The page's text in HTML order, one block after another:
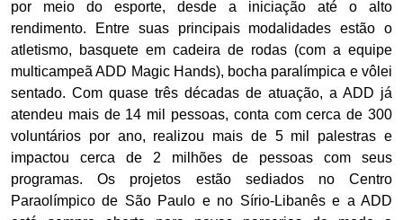
por meio do esporte, desde a iniciação até o alto
rendimento. Entre suas principais modalidades estão o
atletismo, basquete em cadeira de rodas (com a equipe
multicampeã ADD Magic Hands), bocha paralímpica e vôlei
sentado. Com quase três décadas de atuação, a ADD já
atendeu mais de 14 mil pessoas, conta com cerca de 300
voluntários por ano, realizou mais de 5 mil palestras e
impactou cerca de 2 milhões de pessoas com seus
programas. Os projetos estão sediados no Centro
Paraolímpico de São Paulo e no Sírio-Libanês e a ADD